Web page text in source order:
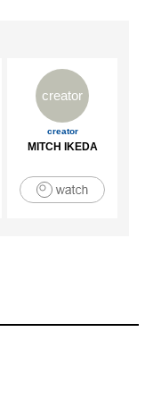
creator
creator
MITCH IKEDA